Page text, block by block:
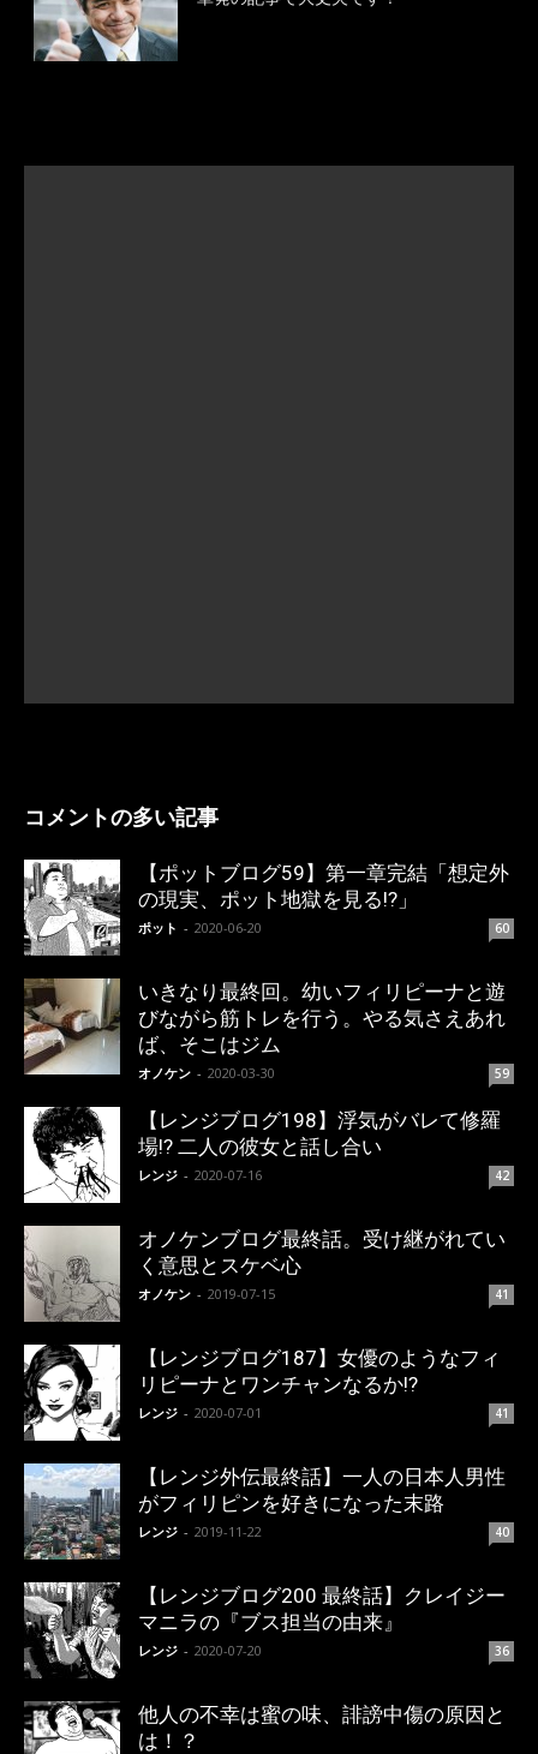
コメントの多い記事
【ポットブログ59】第一章完結「想定外
の現実、ポット地獄を見る!?」
ポット - 2020-06-20 60
いきなり最終回。幼いフィリピーナと遊
びながら筋トレを行う。やる気さえあれ
ば、そこはジム
オノケン - 2020-03-30 59
【レンジブログ198】浮気がバレて修羅
場!? 二人の彼女と話し合い
レンジ - 2020-07-16 42
オノケンブログ最終話。受け継がれてい
く意思とスケベ心
オノケン - 2019-07-15 41
【レンジブログ187】女優のようなフィ
リピーナとワンチャンなるか!?
レンジ - 2020-07-01 41
【レンジ外伝最終話】一人の日本人男性
がフィリピンを好きになった末路
レンジ - 2019-11-22 40
【レンジブログ200 最終話】クレイジー
マニラの『ブス担当の由来』
レンジ - 2020-07-20 36
他人の不幸は蜜の味、誹謗中傷の原因と
は！？